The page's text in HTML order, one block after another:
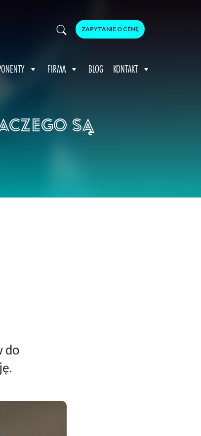
FIRMA BLOG KONTAKT
ZAPYTANIE O CENĘ
są
do